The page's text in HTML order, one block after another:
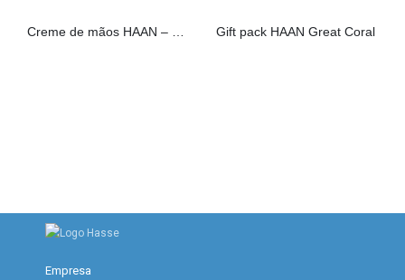
Creme de mãos HAAN – Fig Fizz Gift pack HAAN Great Coral
Empresa